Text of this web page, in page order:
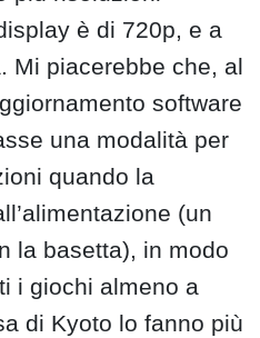
è di 720p, e a
Mi piacerebbe che, al
software
una modalità per
quando la
(un
la basetta), in modo
i giochi almeno a
di Kyoto lo fanno più